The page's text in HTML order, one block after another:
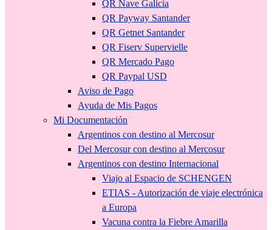
QR Nave Galicia
QR Payway Santander
QR Getnet Santander
QR Fiserv Supervielle
QR Mercado Pago
QR Paypal USD
Aviso de Pago
Ayuda de Mis Pagos
Mi Documentación
Argentinos con destino al Mercosur
Del Mercosur con destino al Mercosur
Argentinos con destino Internacional
Viajo al Espacio de SCHENGEN
ETIAS - Autorización de viaje electrónica
a Europa
Vacuna contra la Fiebre Amarilla